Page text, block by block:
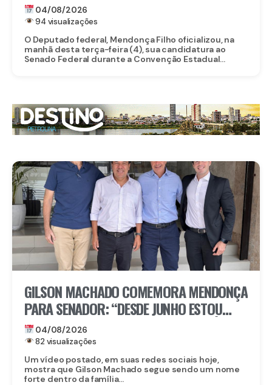
04/08/2026
94 visualizações
O Deputado federal, Mendonça Filho oficializou, na
manhã desta terça-feira (4), sua candidatura ao
Senado Federal durante a Convenção Estadual...
GILSON MACHADO COMEMORA MENDONÇA
PARA SENADOR: “DESDE JUNHO ESTOU
NESSA ARTICULAÇÃO ENTRE ELE E FLÁVIO
04/08/2026
82 visualizações
Um vídeo postado, em suas redes sociais hoje,
mostra que Gilson Machado segue sendo um nome
forte dentro da família...